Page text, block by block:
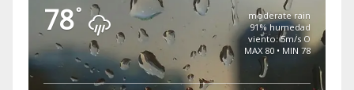
78°
moderate rain
91% humedad
viento: 5m/s O
MAX 80 • MIN 78